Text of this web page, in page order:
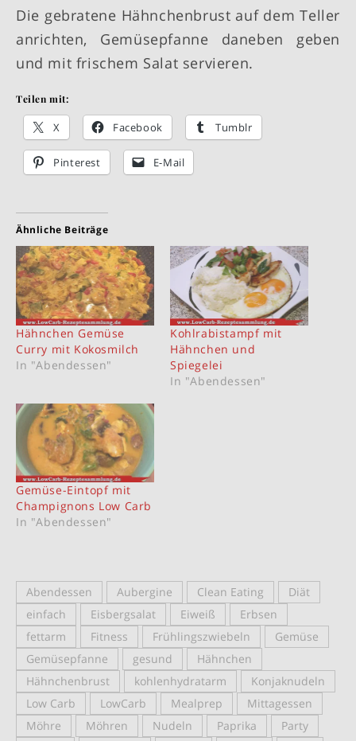
Die gebratene Hähnchenbrust auf dem Teller
anrichten, Gemüsepfanne daneben geben
und mit frischem Salat servieren.
Teilen mit:
X Facebook Tumblr
Pinterest E-Mail
Ähnliche Beiträge
Hähnchen Gemüse
Curry mit Kokosmilch
In "Abendessen"
Kohlrabistampf mit
Hähnchen und
Spiegelei
In "Abendessen"
Gemüse-Eintopf mit
Champignons Low Carb
In "Abendessen"
Abendessen Aubergine Clean Eating
Diät
einfach
Eisbergsalat Eiweiß
Erbsen
fettarm
Fitness Frühlingszwiebeln
Gemüse
Gemüsepfanne
gesund
Hähnchen
Hähnchenbrust
kohlenhydratarm
Konjaknudeln
Low Carb
LowCarb Mealprep
Mittagessen
Möhre
Möhren Nudeln Paprika
Party